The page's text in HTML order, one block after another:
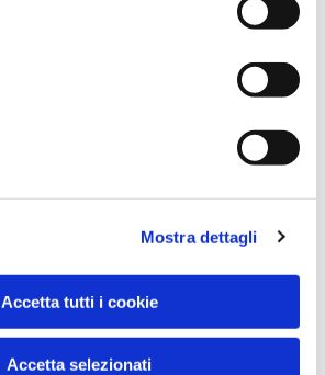
Mostra dettagli
Accetta tutti i cookie
Accetta selezionati